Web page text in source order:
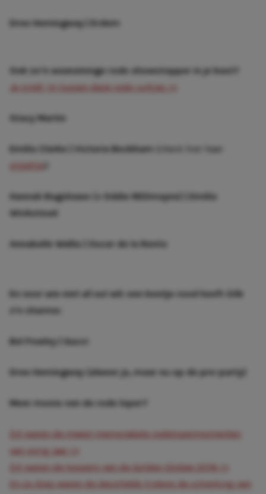
Dree Hemingway | Erdem
Ook zo’n waanzinnige rode showstopper in je kast?
Je vindt ‘m tussen deze rode jurkjes >>
Stacy Martin
Emilia Clarke | Victoria Beckham
(check hier haar
stylefile
Hannah Bagshawe (+ Eddie REDmayne) | Emilia
Wickstead
Annabelle Wallis | Oscar de la Renta
En voor wie niet all out wil: een beetje rood heeft óók
z’n charme:
Bel Powley | Gucci
Dree Hemingway (alweer ja, maar nu op de pre-party)
Meer moois van de rode loper?
Dit waren de meest memorabele rodelopermomenten
van vorig jaar >>
Dit waren de toppers van de Golden Globes 2016 >>
En zo diep waren de decolletés tijdens de uitreiking van